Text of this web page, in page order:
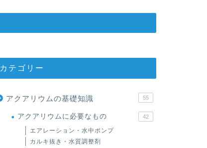
カテゴリー
アクアリウムの基礎知識 55
アクアリウムに必要なもの 42
エアレーション・水中ポンプ
カルキ抜き・水質調整剤